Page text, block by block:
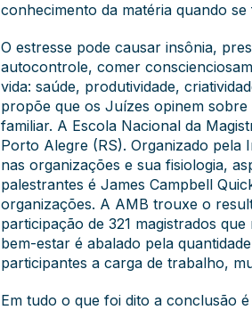
conhecimento da matéria quando
O estresse pode causar insônia,
autocontrole, comer
vida: saúde, produtividade,
propõe que os Juízes opinem
familiar. A Escola Nacional da
Porto Alegre (RS). Organizado pela
nas organizações e sua fisiologia,
palestrantes é James Campbell
organizações. A AMB trouxe o
participação de 321 magistrados
bem-estar é abalado pela
participantes a carga de trabalho,
Em tudo o que foi dito a conclusão